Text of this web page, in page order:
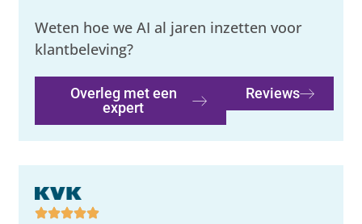
Weten hoe we AI al jaren inzetten voor
klantbeleving?
Overleg met een
expert
Reviews